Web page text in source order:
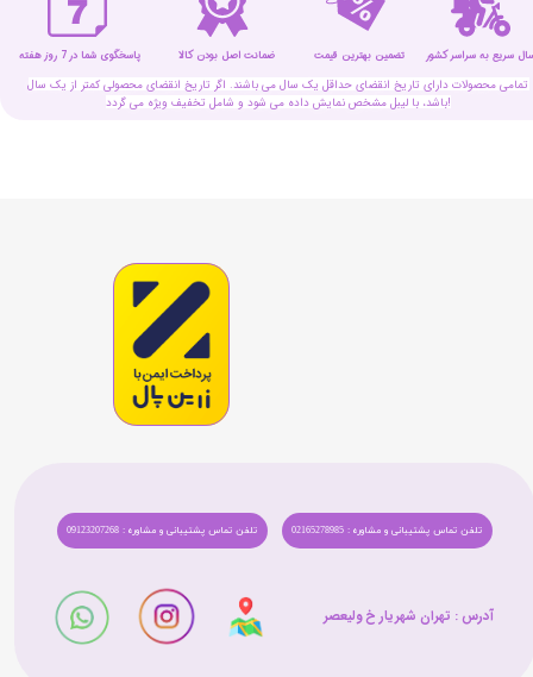
تمامی محصولات دارای تاریخ انقضای حداقل یک سال می باشند. اگر تاریخ انقضای محصولی کمتر از یک سال
باشد، با لیبل مشخص نمایش داده می شود و شامل تخفیف ویژه می گردد!
ضمانت اصل بودن کالا تضمین بهترین قیمت پاسخگوی شما در 7 روز هفته سریع به سراسر کشور
تلفن تماس پشتیبانی و مشاوره : 09123207268 تلفن تماس پشتیبانی و مشاوره : 02165278985
آدرس : تهران شهریار خ ولیعصر​​​​​​​